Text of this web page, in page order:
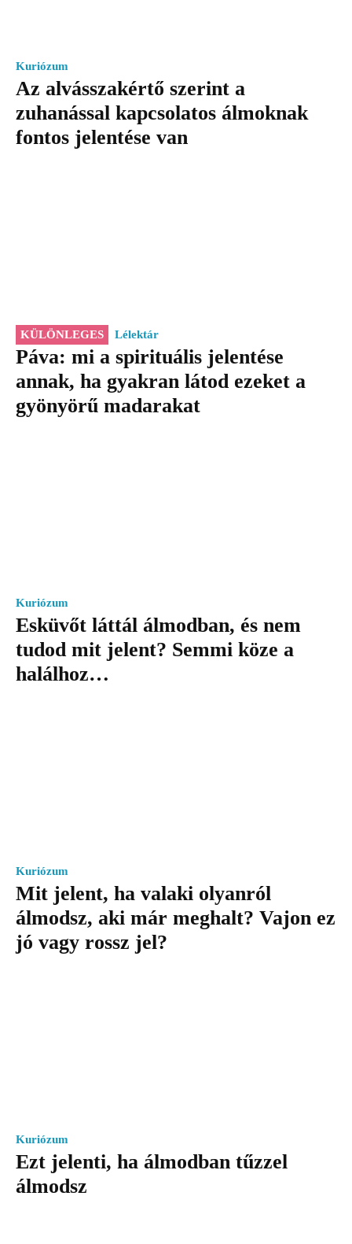
Kuriózum
Az alvásszakértő szerint a
zuhanással kapcsolatos álmoknak
fontos jelentése van
KÜLÖNLEGES Lélektár
Páva: mi a spirituális jelentése
annak, ha gyakran látod ezeket a
gyönyörű madarakat
Kuriózum
Esküvőt láttál álmodban, és nem
tudod mit jelent? Semmi köze a
halálhoz…
Kuriózum
Mit jelent, ha valaki olyanról
álmodsz, aki már meghalt? Vajon ez
jó vagy rossz jel?
Kuriózum
Ezt jelenti, ha álmodban tűzzel
álmodsz